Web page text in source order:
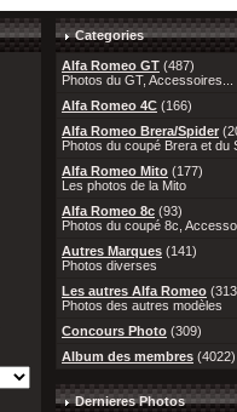
Categories
Alfa Romeo GT (487)
Photos du GT, Accessoires...
Alfa Romeo 4C (166)
Alfa Romeo Brera/Spider
Photos du coupé Brera et du
Alfa Romeo Mito (177)
Les photos de la Mito
Alfa Romeo 8c (93)
Photos du coupé 8c,
Autres Marques (141)
Photos diverses
Les autres Alfa Romeo
Photos des autres modèles
Concours Photo (309)
Album des membres (4022)
Dernieres Photos